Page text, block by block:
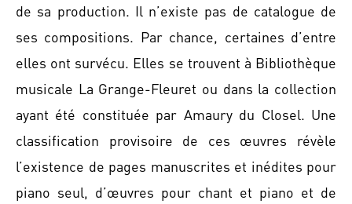
de sa production. Il n’existe pas de catalogue de
ses compositions. Par chance, certaines d’entre
elles ont survécu. Elles se trouvent à Bibliothèque
musicale La Grange-Fleuret ou dans la collection
ayant été constituée par Amaury du Closel. Une
classification provisoire de ces œuvres révèle
l’existence de pages manuscrites et inédites pour
piano seul, d’œuvres pour chant et piano et de